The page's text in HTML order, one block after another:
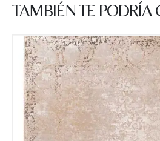
TAMBIÉN TE PODRÍA